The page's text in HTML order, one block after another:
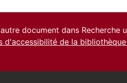
document dans Recherche
d'accessibilité de la bibliothèque